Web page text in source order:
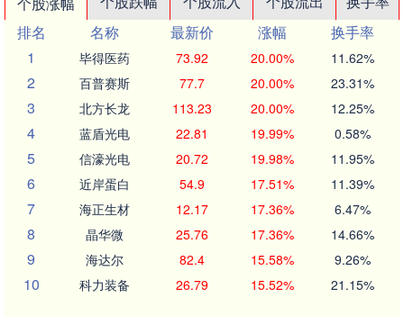
排名
名称 最新价 涨幅
换手率
1
毕得医药 73.92 20.00% 11.62%
2 百普赛斯 77.7 20.00% 23.31%
3 北方长龙 113.23 20.00% 12.25%
4 蓝盾光电 22.81 19.99% 0.58%
5 信濠光电 20.72 19.98% 11.95%
6 近岸蛋白 54.9 17.51% 11.39%
7 海正生材 12.17 17.36% 6.47%
8 晶华微 25.76 17.36% 14.66%
9 海达尔 82.4 15.58% 9.26%
10 科力装备 26.79 15.52% 21.15%